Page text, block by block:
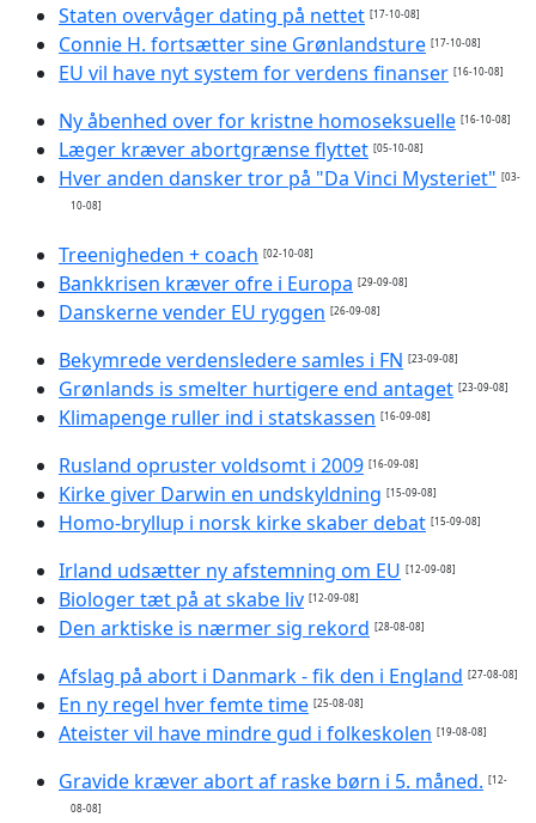
Staten overvåger dating på nettet [17-10-08]
Connie H. fortsætter sine Grønlandsture [17-10-08]
EU vil have nyt system for verdens finanser [16-10-08]
Ny åbenhed over for kristne homoseksuelle [16-10-08]
Læger kræver abortgrænse flyttet [05-10-08]
Hver anden dansker tror på "Da Vinci Mysteriet" [03-
10-08]
Treenigheden + coach [02-10-08]
Bankkrisen kræver ofre i Europa [29-09-08]
Danskerne vender EU ryggen [26-09-08]
Bekymrede verdensledere samles i FN [23-09-08]
Grønlands is smelter hurtigere end antaget [23-09-08]
Klimapenge ruller ind i statskassen [16-09-08]
Rusland opruster voldsomt i 2009 [16-09-08]
Kirke giver Darwin en undskyldning [15-09-08]
Homo-bryllup i norsk kirke skaber debat [15-09-08]
Irland udsætter ny afstemning om EU [12-09-08]
Biologer tæt på at skabe liv [12-09-08]
Den arktiske is nærmer sig rekord [28-08-08]
Afslag på abort i Danmark - fik den i England [27-08-08]
En ny regel hver femte time [25-08-08]
Ateister vil have mindre gud i folkeskolen [19-08-08]
Gravide kræver abort af raske børn i 5. måned. [12-
08-08]